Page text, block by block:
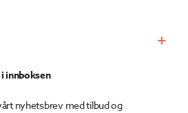
innboksen
nyhetsbrev med tilbud og